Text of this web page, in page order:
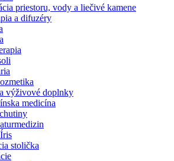
priestoru, vody a liečivé kamene
a difuzéry
výživové doplnky
medicína
stolička